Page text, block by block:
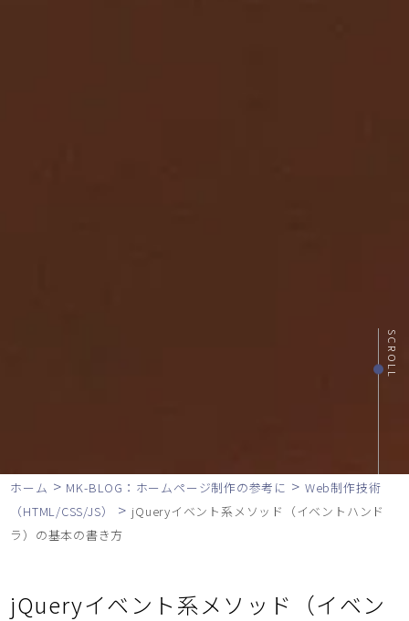
SCROLL
ホーム > MK-BLOG：ホームページ制作の参考に > Web制作技術
（HTML/CSS/JS）
> jQueryイベント系メソッド（イベントハンド
ラ）の基本の書き方
jQueryイベント系メソッド（イベン